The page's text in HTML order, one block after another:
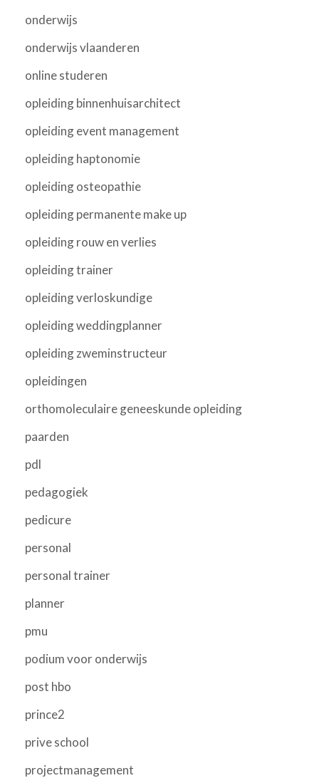
onderwijs
onderwijs vlaanderen
online studeren
opleiding binnenhuisarchitect
opleiding event management
opleiding haptonomie
opleiding osteopathie
opleiding permanente make up
opleiding rouw en verlies
opleiding trainer
opleiding verloskundige
opleiding weddingplanner
opleiding zweminstructeur
opleidingen
orthomoleculaire geneeskunde opleiding
paarden
pdl
pedagogiek
pedicure
personal
personal trainer
planner
pmu
podium voor onderwijs
post hbo
prince2
prive school
projectmanagement